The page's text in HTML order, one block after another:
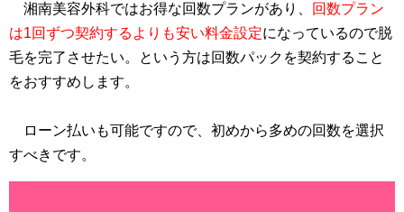
湘南美容外科ではお得な回数プランがあり、
回数プラン
は1回ずつ契約するよりも安い料金設定になっているので脱
毛を完了させたい。という方は回数パックを契約すること
をおすすめします。
ローン払いも可能ですので、初めから多めの回数を選択
すべきです。